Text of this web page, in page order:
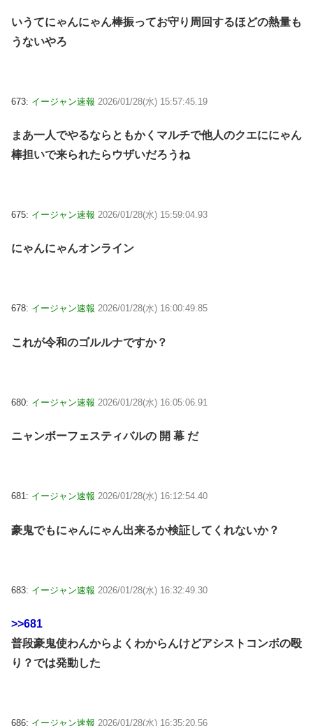
いうてにゃんにゃん棒振ってお守り周回するほどの熱量も
うないやろ
673: イージャン速報 2026/01/28(水) 15:57:45.19
まあ一人でやるならともかくマルチで他人のクエににゃん
棒担いで来られたらウザいだろうね
675: イージャン速報 2026/01/28(水) 15:59:04.93
にゃんにゃんオンライン
678: イージャン速報 2026/01/28(水) 16:00:49.85
これが令和のゴルルナですか？
680: イージャン速報 2026/01/28(水) 16:05:06.91
ニャンボーフェスティバルの 開 幕 だ
681: イージャン速報 2026/01/28(水) 16:12:54.40
豪鬼でもにゃんにゃん出来るか検証してくれないか？
683: イージャン速報 2026/01/28(水) 16:32:49.30
>>681
普段豪鬼使わんからよくわからんけどアシストコンボの殴
り？では発動した
686: イージャン速報 2026/01/28(水) 16:35:20.56